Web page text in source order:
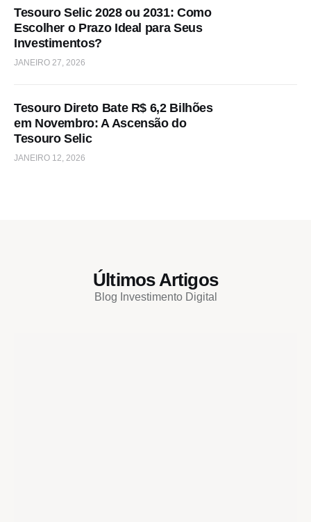
Tesouro Selic 2028 ou 2031: Como
Escolher o Prazo Ideal para Seus
Investimentos?
JANEIRO 27, 2026
Tesouro Direto Bate R$ 6,2 Bilhões
em Novembro: A Ascensão do
Tesouro Selic
JANEIRO 12, 2026
Últimos Artigos
Blog Investimento Digital